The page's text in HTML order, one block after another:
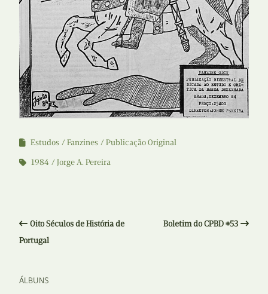
Estudos Fanzines
Publicação Original
1984
Jorge A. Pereira
Oito Séculos de História de
Portugal
Boletim do CPBD #53
ÁLBUNS